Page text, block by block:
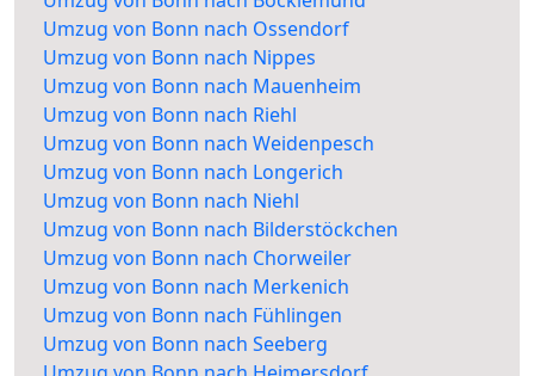
Umzug von Bonn nach Ossendorf
Umzug von Bonn nach Nippes
Umzug von Bonn nach Mauenheim
Umzug von Bonn nach Riehl
Umzug von Bonn nach Weidenpesch
Umzug von Bonn nach Longerich
Umzug von Bonn nach Niehl
Umzug von Bonn nach Bilderstöckchen
Umzug von Bonn nach Chorweiler
Umzug von Bonn nach Merkenich
Umzug von Bonn nach Fühlingen
Umzug von Bonn nach Seeberg